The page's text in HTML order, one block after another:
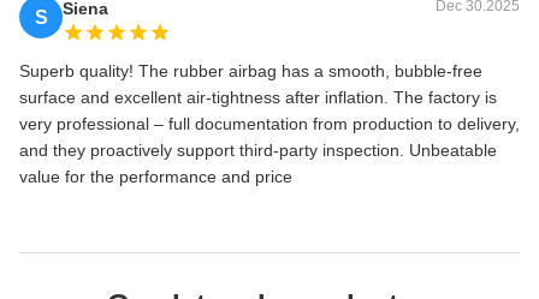
S Siena Dec 30.2025
Superb quality! The rubber airbag has a smooth, bubble‑free
surface and excellent air‑tightness after inflation. The factory is
very professional – full documentation from production to delivery,
and they proactively support third-party inspection. Unbeatable
value for the performance and price